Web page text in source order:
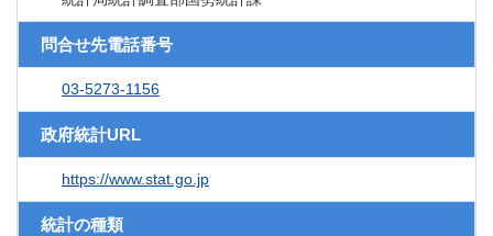
問合せ先電話番号
03-5273-1156
政府統計URL
https://www.stat.go.jp
統計の種類